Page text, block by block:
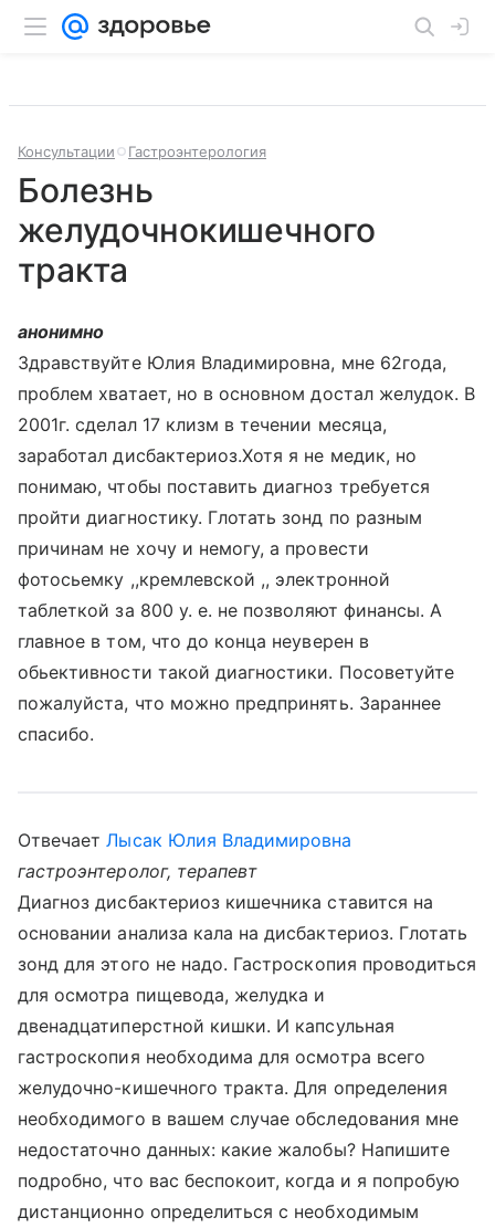
Консультации Гастроэнтерология
Болезнь
желудочнокишечного
тракта
анонимно
Здравствуйте Юлия Владимировна, мне 62года,
проблем хватает, но в основном достал желудок. В
2001г. сделал 17 клизм в течении месяца,
заработал дисбактериоз.Хотя я не медик, но
понимаю, чтобы поставить диагноз требуется
пройти диагностику. Глотать зонд по разным
причинам не хочу и немогу, а провести
фотосьемку ,,кремлевской ,, электронной
таблеткой за 800 у. е. не позволяют финансы. А
главное в том, что до конца неуверен в
обьективности такой диагностики. Посоветуйте
пожалуйста, что можно предпринять. Зараннее
спасибо.
ОтвечаетЛысак Юлия Владимировна
гастроэнтеролог, терапевт
Диагноз дисбактериоз кишечника ставится на
основании анализа кала на дисбактериоз. Глотать
зонд для этого не надо. Гастроскопия проводиться
для осмотра пищевода, желудка и
двенадцатиперстной кишки. И капсульная
гастроскопия необходима для осмотра всего
желудочно-кишечного тракта. Для определения
необходимого в вашем случае обследования мне
недостаточно данных: какие жалобы? Напишите
подробно, что вас беспокоит, когда и я попробую
дистанционно определиться с необходимым